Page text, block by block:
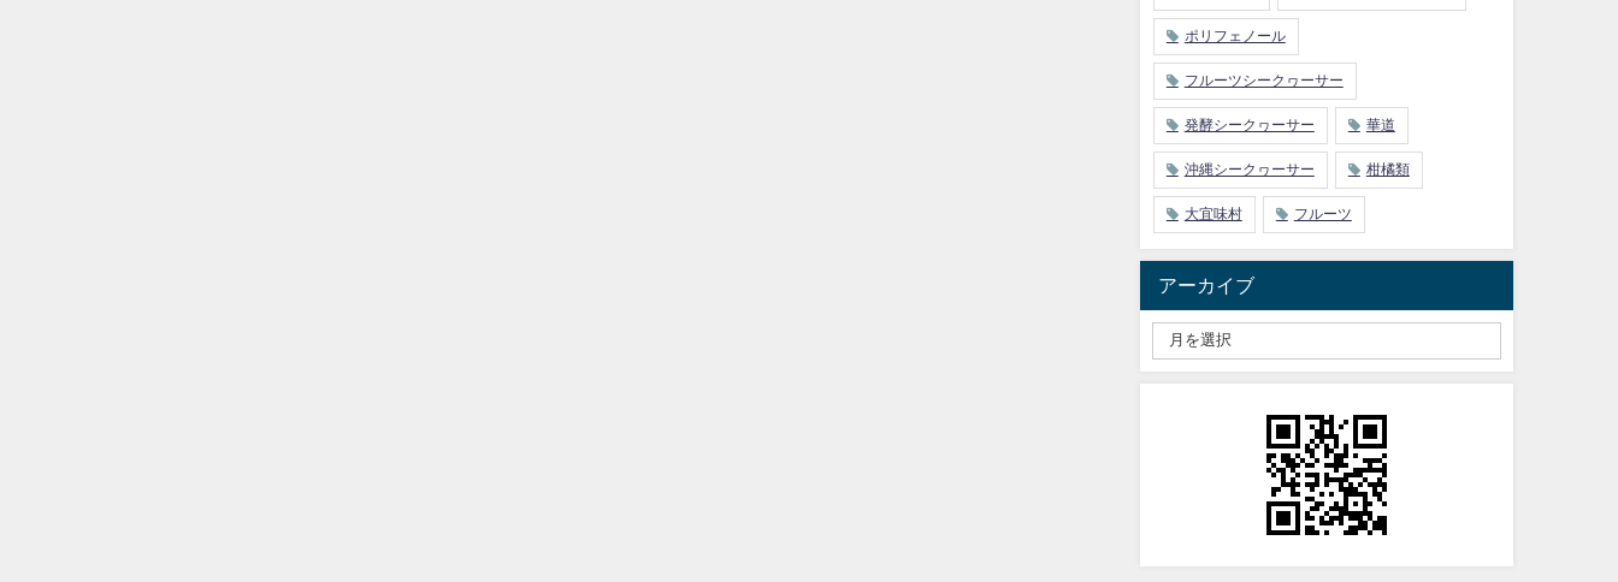
ポリフェノール
フルーツシークヮーサー
発酵シークヮーサー 華道
沖縄シークヮーサー 柑橘類
大宜味村 フルーツ
アーカイブ